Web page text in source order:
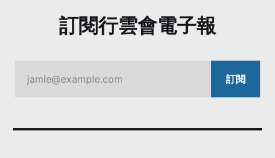
訂閱行雲會電子報
jamie@example.com 訂閱